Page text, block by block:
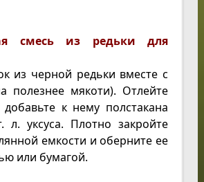
смесь из редьки для
из черной редьки вместе с
полезнее мякоти). Отлейте
добавьте к нему полстакана
уксуса. Плотно закройте
емкости и оберните ее
или бумагой.